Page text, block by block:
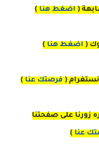
( اضغط هنا )
( اضغط هنا )
( فرصتك عنا )
زورنا على صفحتنا
عنا )